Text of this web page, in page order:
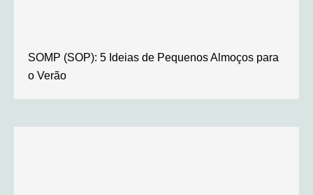
SOMP (SOP): 5 Ideias de Pequenos Almoços para
o Verão